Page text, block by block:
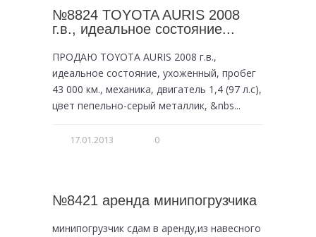
№8824 TOYOTA AURIS 2008
г.в., идеальное состояние...
ПРОДАЮ TOYOTA AURIS 2008 г.в.,
идеальное состояние, ухоженный, пробег
43 000 км., механика, двигатель 1,4 (97 л.с),
цвет пепельно-серый металлик, &nbs...
17.01.2013 0
№8421 аренда минипогрузчика
минипогрузчик сдам в аренду,из навесного